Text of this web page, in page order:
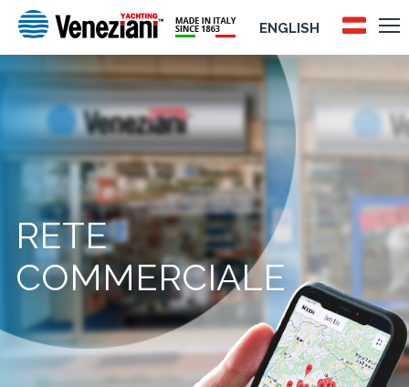
ENGLISH
RETE
COMMERCIALE